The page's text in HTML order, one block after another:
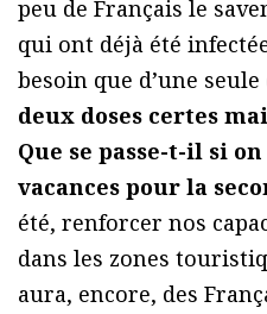
peu de Français le
qui ont déjà été
besoin que d’une seule
deux doses certes
Que se passe-t-il si
vacances pour la
été, renforcer nos
dans les zones
aura, encore, des